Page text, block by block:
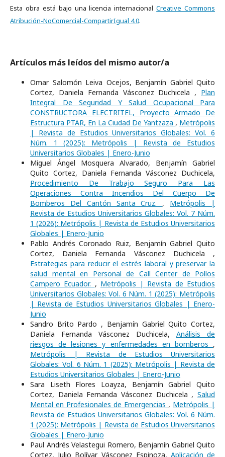
Esta obra está bajo una licencia internacionalCreative Commons
Atribución-NoComercial-CompartirIgual 4.0.
Artículos más leídos del mismo autor/a
Omar Salomón Leiva Ocejos, Benjamín Gabriel Quito
Cortez, Daniela Fernanda Vásconez Duchicela , Plan
Integral De Seguridad Y Salud Ocupacional Para
CONSTRUCTORA ELECTRITEL, Proyecto Armado De
Estructura PTAR, En La Ciudad De Yantzaza , Metrópolis
| Revista de Estudios Universitarios Globales: Vol. 6
Núm. 1 (2025): Metrópolis | Revista de Estudios
Universitarios Globales | Enero-Junio
Miguel Ángel Mosquera Alvarado, Benjamín Gabriel
Quito Cortez, Daniela Fernanda Vásconez Duchicela,
Procedimiento De Trabajo Seguro Para Las
Operaciones Contra Incendios Del Cuerpo De
Bomberos Del Cantón Santa Cruz. , Metrópolis |
Revista de Estudios Universitarios Globales: Vol. 7 Núm.
1 (2026): Metrópolis | Revista de Estudios Universitarios
Globales | Enero-Junio
Pablo Andrés Coronado Ruiz, Benjamín Gabriel Quito
Cortez, Daniela Fernanda Vásconez Duchicela ,
Estrategias para reducir el estrés laboral y preservar la
salud mental en Personal de Call Center de Pollos
Campero Ecuador. , Metrópolis | Revista de Estudios
Universitarios Globales: Vol. 6 Núm. 1 (2025): Metrópolis
| Revista de Estudios Universitarios Globales | Enero-
Junio
Sandro Brito Pardo , Benjamín Gabriel Quito Cortez,
Daniela Fernanda Vásconez Duchicela, Análisis de
riesgos de lesiones y enfermedades en bomberos ,
Metrópolis | Revista de Estudios Universitarios
Globales: Vol. 6 Núm. 1 (2025): Metrópolis | Revista de
Estudios Universitarios Globales | Enero-Junio
Sara Liseth Flores Loayza, Benjamín Gabriel Quito
Cortez, Daniela Fernanda Vásconez Duchicela , Salud
Mental en Profesionales de Emergencias , Metrópolis |
Revista de Estudios Universitarios Globales: Vol. 6 Núm.
1 (2025): Metrópolis | Revista de Estudios Universitarios
Globales | Enero-Junio
Paul Andrés Velastegui Romero, Benjamín Gabriel Quito
Cortez, Julio Bolívar Vásconez Espinoza, Aplicación de